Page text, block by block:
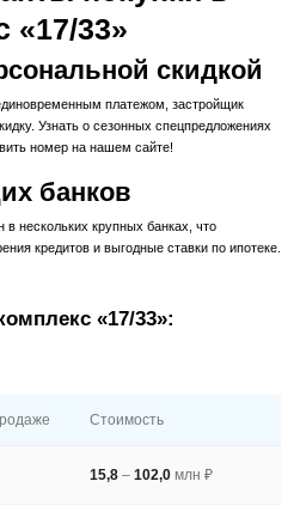
«17/33»
скидкой
платежом, застройщик
Узнать о сезонных спецпредложениях
номер на нашем сайте!
банков
в нескольких крупных банках, что
кредитов и выгодные ставки по ипотеке.
«17/33»:
Стоимость
15,8– 102,0млн ₽